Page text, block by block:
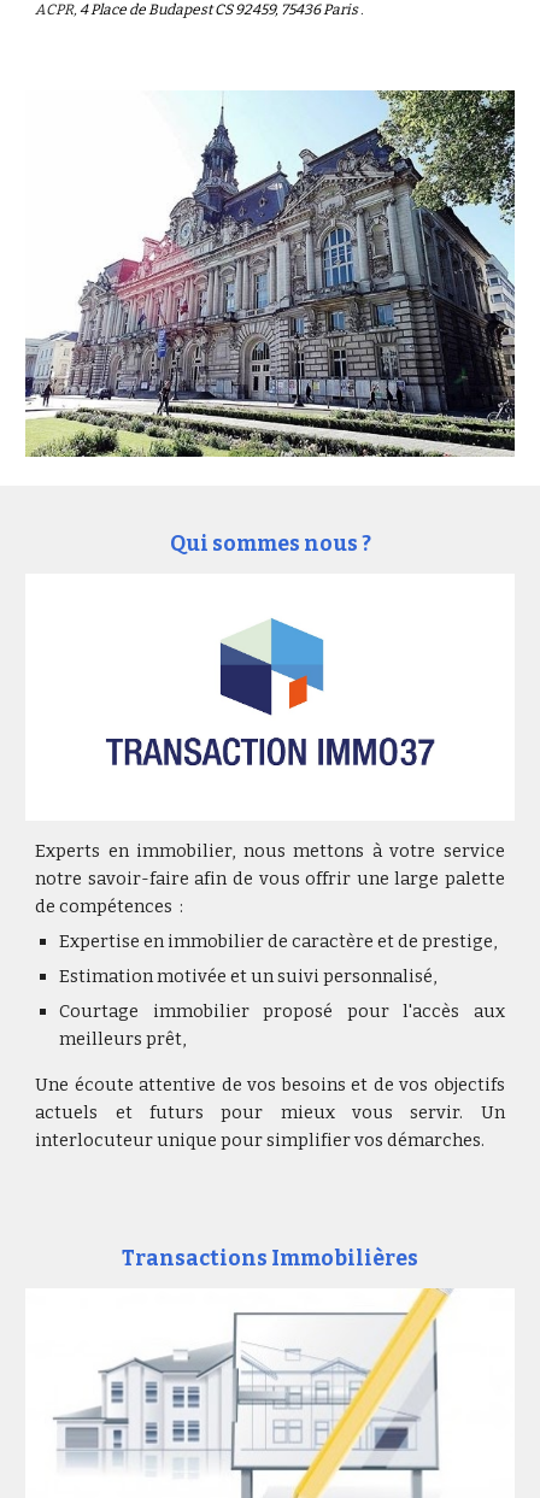
ACPR,4 Place de Budapest CS 92459, 75436 Paris.
Qui sommes nous ?
Experts en immobilier, nous mettons à votre service
notre savoir-faire afin de vous offrir une large palette
de compétences :
Expertise en immobilier de caractère et de prestige,
Estimation motivée et un suivi personnalisé,
Courtage immobilier proposé pour l'accès aux
meilleurs prêt,
Une écoute attentive de vos besoins et de vos objectifs
actuels et futurs pour mieux vous servir. Un
interlocuteur unique pour simplifier vos démarches.
Transactions Immobilières